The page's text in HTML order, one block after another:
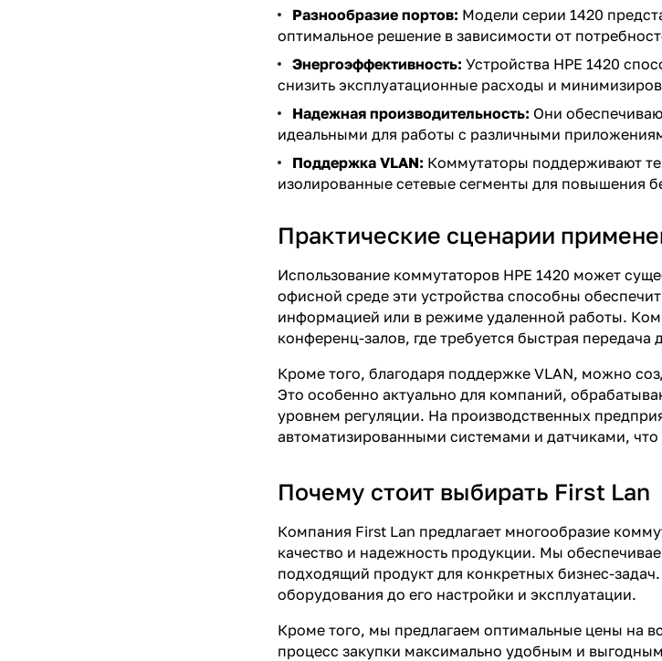
Разнообразие портов: Модели серии 1420
оптимальное решение в зависимости от
Энергоэффективность: Устройства HPE 1420
снизить эксплуатационные расходы и
Надежная производительность: Они
идеальными для работы с различными
Поддержка VLAN: Коммутаторы поддерживают
изолированные сетевые сегменты для повышения
Практические сценарии
Использование коммутаторов HPE 1420 может
офисной среде эти устройства способны
информацией или в режиме удаленной работы.
конференц-залов, где требуется быстрая
Кроме того, благодаря поддержке VLAN, можно
Это особенно актуально для компаний,
уровнем регуляции. На производственных
автоматизированными системами и датчиками,
Почему стоит выбирать First Lan
Компания First Lan предлагает многообразие
качество и надежность продукции. Мы
подходящий продукт для конкретных бизнес-
оборудования до его настройки и эксплуатации.
Кроме того, мы предлагаем оптимальные цены на
процесс закупки максимально удобным и